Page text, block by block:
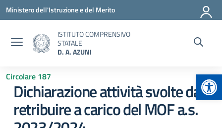
Vai ai contenuti
Vai al menu di navigazione
Vai al footer
Ministero dell'Istruzione e del Merito
ISTITUTO COMPRENSIVO
STATALE
D. A. AZUNI
Circolare 187
Dichiarazione attività svolte da
retribuire a carico del MOF a.s.